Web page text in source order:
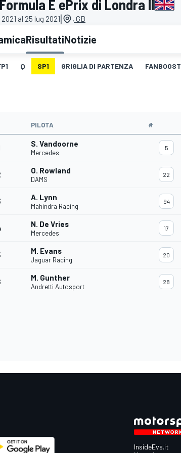
WEC
E ePrix di Londra II
al 25 lug 2021| , GB
RisultatiNotizie
Q SP1 GRIGLIA DI PARTENZA FANBOOST
PILOTA #
S. Vandoorne
Mercedes
5
O. Rowland
DAMS
22
A. Lynn
Mahindra Racing
94
N. De Vries
Mercedes
17
M. Evans
Jaguar Racing
20
M. Gunther
Andretti Autosport
28
InsideEvs.it